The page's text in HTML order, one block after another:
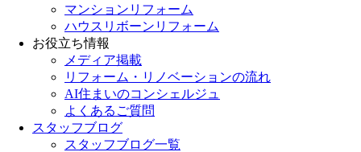
マンションリフォーム
ハウスリボーンリフォーム
お役立ち情報
メディア掲載
リフォーム・リノベーションの流れ
AI住まいのコンシェルジュ
よくあるご質問
スタッフブログ
スタッフブログ一覧